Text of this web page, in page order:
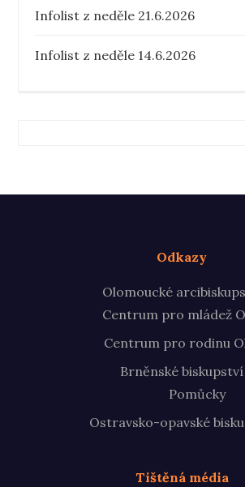
Infolist z neděle 21.6.2026
Infolist z neděle 14.6.2026
Odkazy
Olomoucké
Centrum pro mládež
Centrum pro rodinu
Brněnské biskupství
Pomůcky
Ostravsko-opavské
Tištěná média